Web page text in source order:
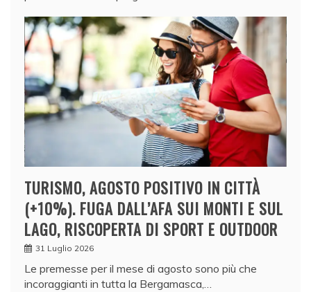
TURISMO, AGOSTO POSITIVO IN CITTÀ
(+10%). FUGA DALL’AFA SUI MONTI E SUL
LAGO, RISCOPERTA DI SPORT E OUTDOOR
31 Luglio 2026
Le premesse per il mese di agosto sono più che
incoraggianti in tutta la Bergamasca,…